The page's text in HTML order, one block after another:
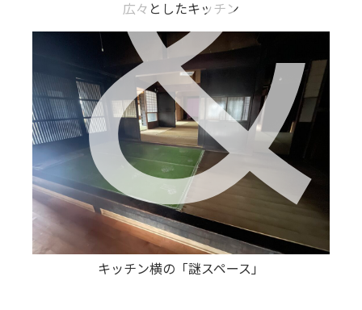
広々としたキッチン
キッチン横の「謎スペース」